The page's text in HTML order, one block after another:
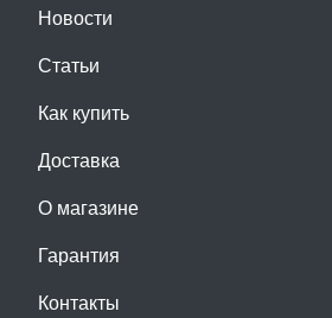
Новости
Статьи
Как купить
Доставка
О магазине
Гарантия
Контакты